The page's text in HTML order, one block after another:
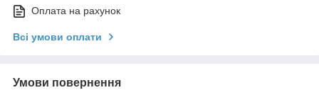
Оплата на рахунок
Всі умови оплати
Умови повернення